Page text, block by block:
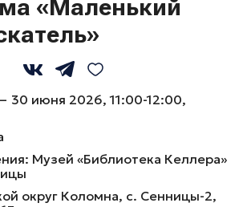
промыслы
два ритма
маршруты
«Маленький
30 июня 2026, 11:00-12:00,
Музей «Библиотека Келлера»
округ Коломна, с. Сенницы-2,